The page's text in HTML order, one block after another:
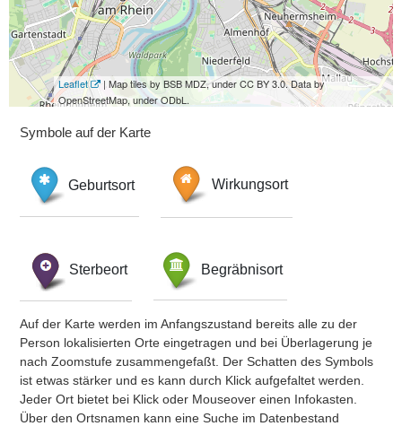
Leaflet
| Map tiles by BSB MDZ, under CC BY 3.0. Data by
OpenStreetMap, under ODbL.
Symbole auf der Karte
Geburtsort Wirkungsort
Sterbeort Begräbnisort
Auf der Karte werden im Anfangszustand bereits alle zu der
Person lokalisierten Orte eingetragen und bei Überlagerung je
nach Zoomstufe zusammengefaßt. Der Schatten des Symbols
ist etwas stärker und es kann durch Klick aufgefaltet werden.
Jeder Ort bietet bei Klick oder Mouseover einen Infokasten.
Über den Ortsnamen kann eine Suche im Datenbestand